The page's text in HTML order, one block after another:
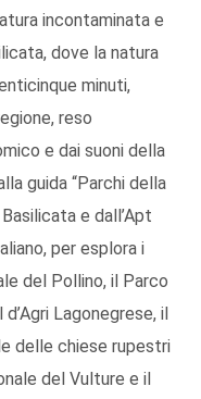
incontaminata e
dove la natura
minuti,
reso
e dai suoni della
guida “Parchi della
e dall’Apt
per esplora i
del Pollino, il Parco
Lagonegrese, il
delle chiese rupestri
del Vulture e il